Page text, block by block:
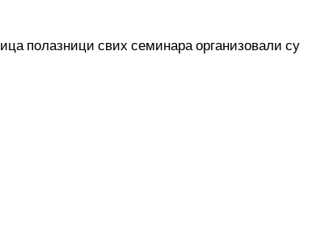
полазници свих семинара организовали су